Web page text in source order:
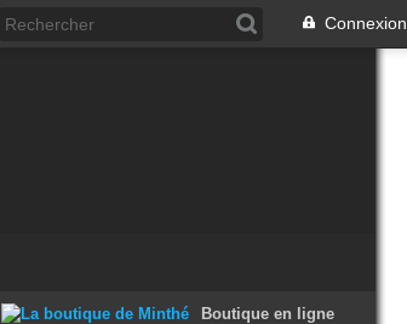
Connexion
Boutique en ligne